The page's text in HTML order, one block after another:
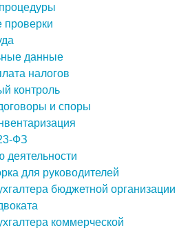
данные
налогов
контроль
и споры
ФЗ
деятельности
для руководителей
бюджетной организации
коммерческой